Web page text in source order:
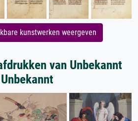
kunstwerken weergeven
van Unbekannt
Unbekannt